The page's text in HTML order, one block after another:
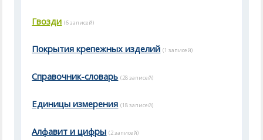
Гвозди (6 записей)
Покрытия крепежных изделий (1 записей)
Справочник-словарь (28 записей)
Единицы измерения (18 записей)
Алфавит и цифры (2 записей)